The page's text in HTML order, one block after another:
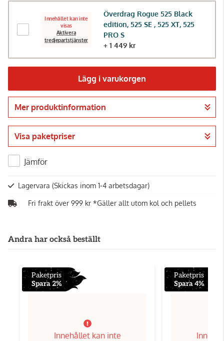
Innehållet kan inte
visas
Aktivera
tredjepartstjänster
Överdrag Rogue 525 Black
edition, 525 SE , 525 XT, 525
PRO S
+ 1 449 kr
Lägg i varukorgen
Gå till kassan
Mer produktinformation
Visa paketpriser
Jämför
Lagervara (Skickas inom 1-4 arbetsdagar)
Fri frakt över 999 kr *Gäller allt utom kol och pellets
Andra har också beställt
Paketpris
Spara 2%
Innehållet kan inte
Paketpris
Spara 4%